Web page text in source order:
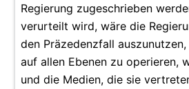
Regierung zugeschrieben
verurteilt wird, wäre die
den Präzedenzfall
auf allen Ebenen zu operieren,
und die Medien, die sie